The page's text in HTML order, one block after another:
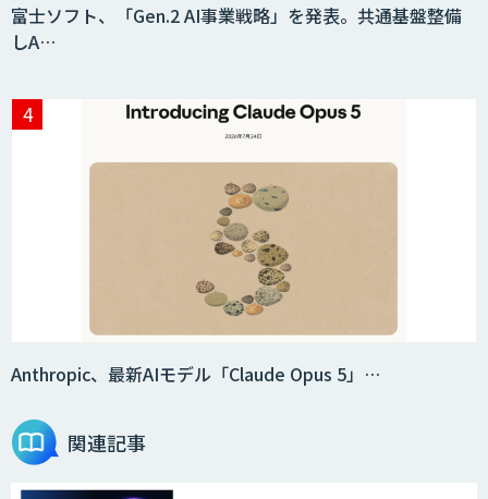
富士ソフト、「Gen.2 AI事業戦略」を発表。共通基盤整備
しA…
Anthropic、最新AIモデル「Claude Opus 5」…
関連記事